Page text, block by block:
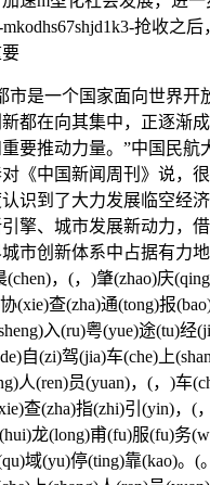
抢收之
是一个国家面向世界开
都在向其集中，正逐渐
要推动力量。”中国民航
《中国新闻周刊》说，
识到了大力发展临空经
擎、城市发展新动力，
城市创新体系中占据
(chen)，(，)肇(zhao)庆
(xie)查(zha)通(tong)报
入(ru)粤(yue)途(tu)经
自(zi)驾(jia)车(che)上
人(ren)员(yuan)，(，)车
查(zha)指(zhi)引(yin)，(
龙(long)甫(fu)服(fu)务
域(yu)停(ting)靠(kao)。(